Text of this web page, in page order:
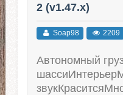
2 (v1.47.x)
Soap98 2209
Автономный